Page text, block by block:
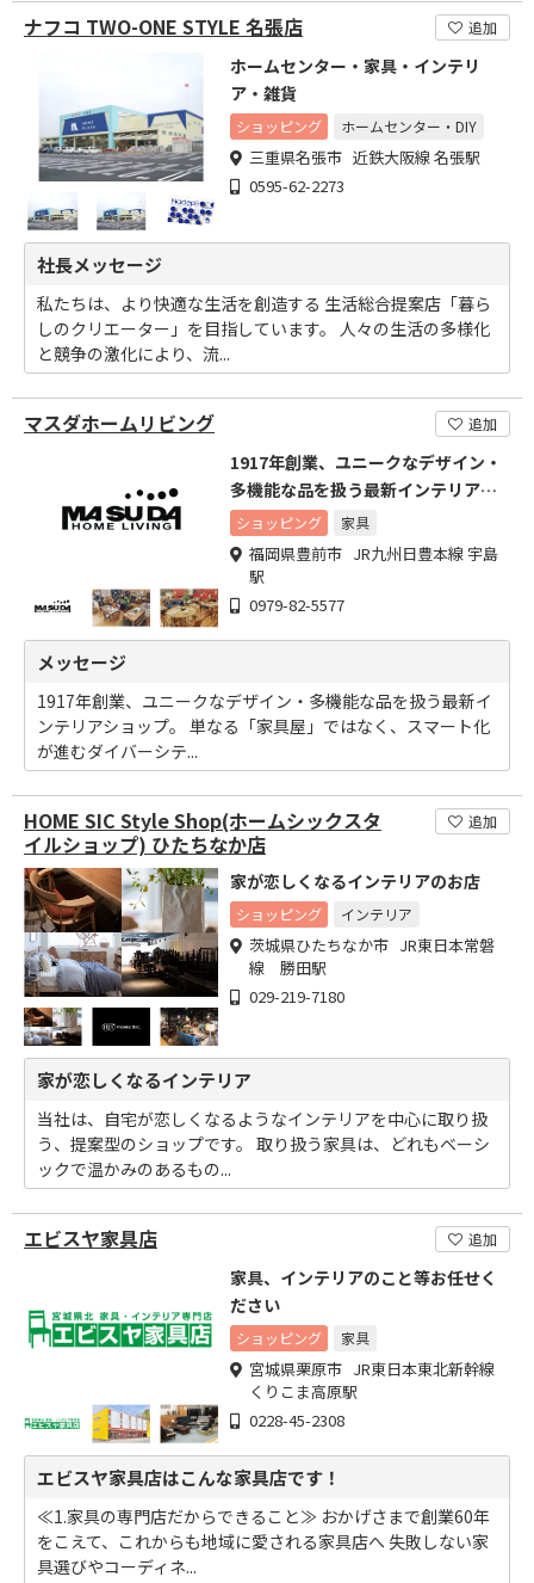
ナフコ TWO-ONE STYLE 名張店 追加
ホームセンター・家具・インテリ
ア・雑貨
ショッピング ホームセンター・DIY
三重県名張市 近鉄大阪線 名張駅
0595-62-2273
社長メッセージ
私たちは、より快適な生活を創造する 生活総合提案店「暮ら
しのクリエーター」を目指しています。 人々の生活の多様化
と競争の激化により、流...
マスダホームリビング 追加
1917年創業、ユニークなデザイン・
多機能な品を扱う最新インテリアシ
ョップ。
ショッピング 家具
福岡県豊前市 JR九州日豊本線 宇島
駅
0979-82-5577
メッセージ
1917年創業、ユニークなデザイン・多機能な品を扱う最新イ
ンテリアショップ。 単なる「家具屋」ではなく、スマート化
が進むダイバーシテ...
HOME SIC Style Shop(ホームシックスタ
イルショップ) ひたちなか店
追加
家が恋しくなるインテリアのお店
ショッピング インテリア
茨城県ひたちなか市 JR東日本常磐
線 勝田駅
029-219-7180
家が恋しくなるインテリア
当社は、自宅が恋しくなるようなインテリアを中心に取り扱
う、提案型のショップです。 取り扱う家具は、どれもベーシ
ックで温かみのあるもの...
エビスヤ家具店 追加
家具、インテリアのこと等お任せく
ださい
ショッピング 家具
宮城県栗原市 JR東日本東北新幹線
くりこま高原駅
0228-45-2308
エビスヤ家具店はこんな家具店です！
≪1.家具の専門店だからできること≫ おかげさまで創業60年
をこえて、これからも地域に愛される家具店へ 失敗しない家
具選びやコーディネ...